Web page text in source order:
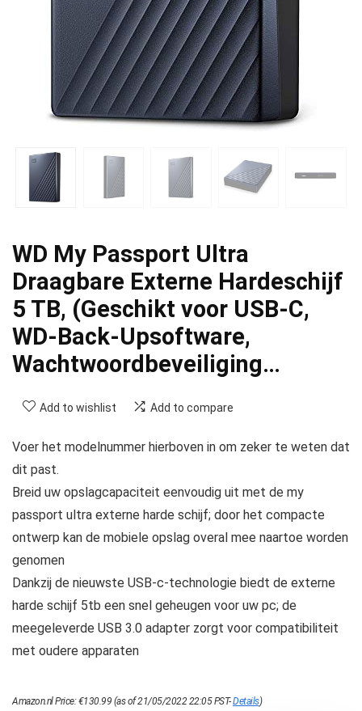
WD My Passport Ultra
Draagbare Externe Hardeschijf
5 TB, (Geschikt voor USB-C,
WD-Back-Upsoftware,
Wachtwoordbeveiliging…
Add to wishlist Add to compare
Voer het modelnummer hierboven in om zeker te weten dat
dit past.
Breid uw opslagcapaciteit eenvoudig uit met de my
passport ultra externe harde schijf; door het compacte
ontwerp kan de mobiele opslag overal mee naartoe worden
genomen
Dankzij de nieuwste USB-c-technologie biedt de externe
harde schijf 5tb een snel geheugen voor uw pc; de
meegeleverde USB 3.0 adapter zorgt voor compatibiliteit
met oudere apparaten
Amazon.nl Price:€130.99 (as of 21/05/2022 22:05 PST-Details)